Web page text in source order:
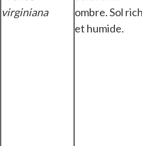
virginiana
ombre. Sol
et humide.